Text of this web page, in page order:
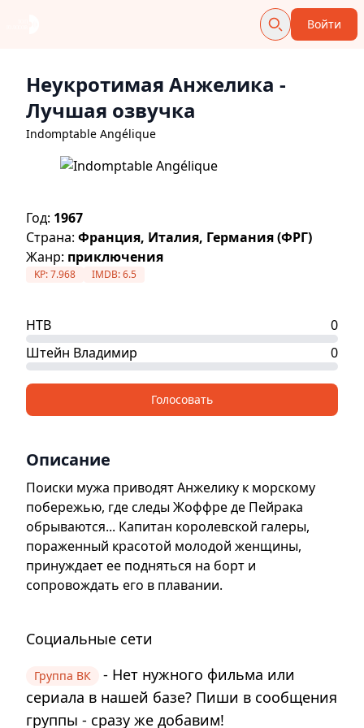
Войти
Неукротимая Анжелика -
Лучшая озвучка
Indomptable Angélique
Год: 1967
Страна: Франция, Италия, Германия (ФРГ)
Жанр: приключения
KP:7.968 IMDB:6.5
НТВ
0
Штейн Владимир
0
Голосовать
Описание
Поиски мужа приводят Анжелику к морскому
побережью, где следы Жоффре де Пейрака
обрываются... Капитан королевской галеры,
пораженный красотой молодой женщины,
принуждает ее подняться на борт и
сопровождать его в плавании.
Социальные сети
Группа ВК
- Нет нужного фильма или
сериала в нашей базе? Пиши в сообщения
группы - сразу же добавим!